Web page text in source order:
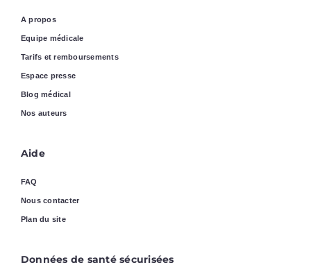
A propos
Equipe médicale
Tarifs et remboursements
Espace presse
Blog médical
Nos auteurs
Aide
FAQ
Nous contacter
Plan du site
Données de santé sécurisées